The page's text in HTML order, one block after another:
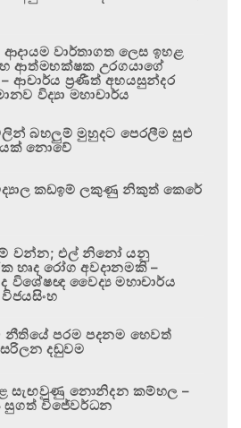
ආදායම වාර්තාගත ලෙස ඉහළ
ආත්මභක්ෂක උරගයාගේ
ආචාර්ය ප්‍රණීත් අභයසුන්දර
විද්‍යා මහාචාර්ය
බහලුම් මුහුදට පෙරලීම සුළු
නොවේ
කඩඉම් ලකුණු නිකුත් කෙරේ
වන්න; එල් නිනෝ යනු
හෘද රෝග අවදානමකි –
විශේෂඥ වෛද්‍ය මහාචාර්ය
නීතියේ පරම පදනම හෙවත්
දඬුවම
සැඟවුණු නොනිදන කම්හල –
සුගත් විජේවර්ධන